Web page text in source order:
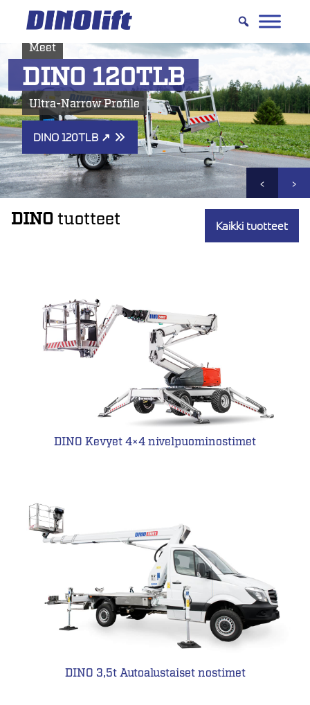
Hyppää
sisältöön
Meet
DINO 120TLB
Ultra-Narrow Profile
DINO 120TLB ↗
‹ ›
DINO tuotteet Kaikki tuotteet
DINO Kevyet 4×4 nivelpuominostimet
DINO 3,5t Autoalustaiset nostimet